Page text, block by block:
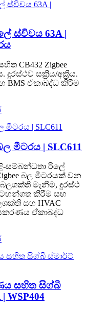
ස්විචය 63A |
CB432 Zigbee
දුරස්ථව සක්‍රිය/අක්‍රිය.
BMS ඒකාබද්ධ කිරීම
මීටරය | SLC611
සම්බන්ධතා රිලේ
බල මීටරයක් ​​වන
මැනීම, දුරස්ථ
කිරීම සහ
සහ HVAC
ඒකාබද්ධ
සහිත සිග්බී
WSP404